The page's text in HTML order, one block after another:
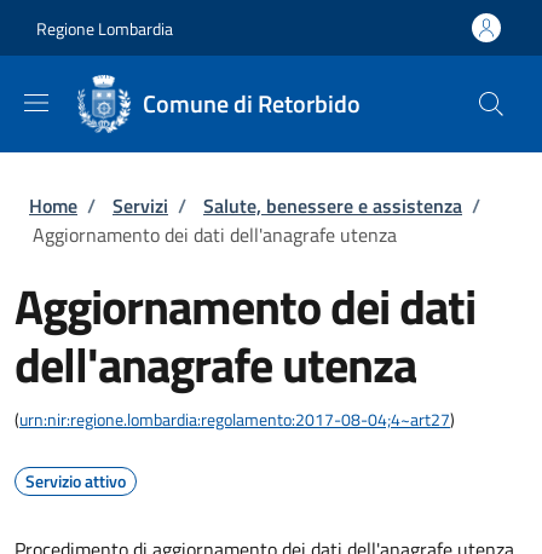
Regione Lombardia
Comune di Retorbido
Briciole di pane
Home / Servizi / Salute, benessere e assistenza /
Aggiornamento dei dati dell'anagrafe utenza
Aggiornamento dei dati
dell'anagrafe utenza
(urn:nir:regione.lombardia:regolamento:2017-08-04;4~art27)
Servizio attivo